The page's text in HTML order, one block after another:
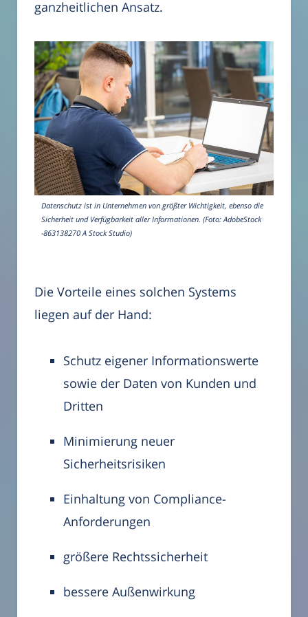
ganzheitlichen Ansatz.
Datenschutz ist in Unternehmen von größter Wichtigkeit, ebenso die
Sicherheit und Verfügbarkeit aller Informationen. (Foto: AdobeStock
-863138270 A Stock Studio)
Die Vorteile eines solchen Systems
liegen auf der Hand:
Schutz eigener Informationswerte
sowie der Daten von Kunden und
Dritten
Minimierung neuer
Sicherheitsrisiken
Einhaltung von Compliance-
Anforderungen
größere Rechtssicherheit
bessere Außenwirkung